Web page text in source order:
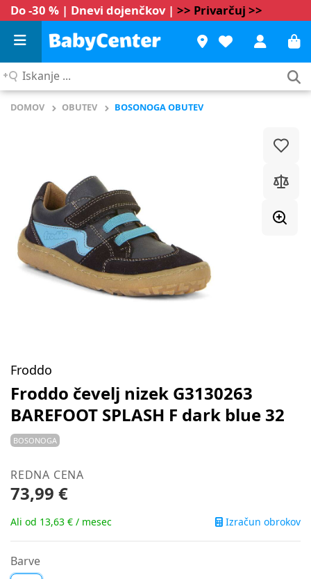
Do -30 % | Dnevi dojenčkov | >> Privarčuj >>
Iskanje
DOMOV OBUTEV BOSONOGA OBUTEV
Froddo
Froddo čevelj nizek G3130263
BAREFOOT SPLASH F dark blue 32
BOSONOGA
REDNA CENA
73,99 €
Ali od 13,63 € / mesec Izračun obrokov
Barve